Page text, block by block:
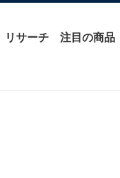
リサーチ 注目の商品